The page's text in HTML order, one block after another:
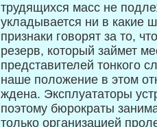
трудящихся масс не
укладывается ни в какие
признаки говорят за то,
резерв, который займет
представителей тонкого
наше положение в этом
ждена. Эксплуататоры
поэтому бюро­краты
только организацией